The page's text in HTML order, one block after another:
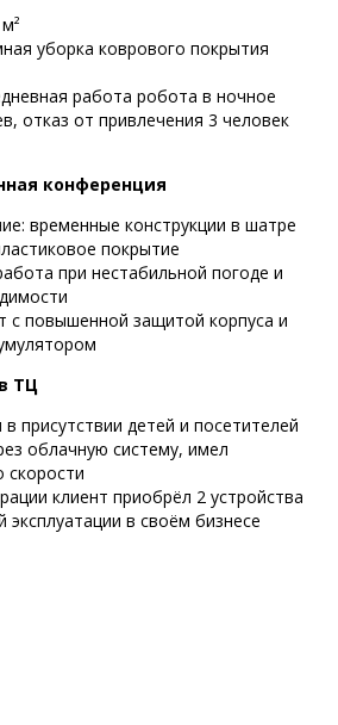
уборка коврового покрытия
работа робота в ночное
отказ от привлечения 3 человек
конференция
временные конструкции в шатре
покрытие
при нестабильной погоде и
с повышенной защитой корпуса и
ТЦ
присутствии детей и посетителей
облачную систему, имел
скорости
клиент приобрёл 2 устройства
эксплуатации в своём бизнесе